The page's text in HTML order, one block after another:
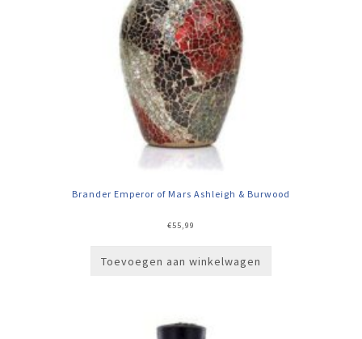
Brander Emperor of Mars Ashleigh & Burwood
€55,99
Toevoegen aan winkelwagen